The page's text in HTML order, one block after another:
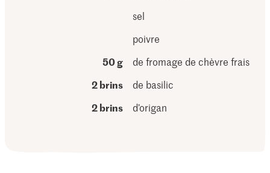
sel
poivre
50 g
de fromage de chèvre frais
2 brins
de basilic
2 brins
d’origan